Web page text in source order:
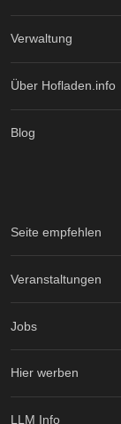
Verwaltung
Über Hofladen.info
Blog
Seite empfehlen
Veranstaltungen
Jobs
Hier werben
LLM Info